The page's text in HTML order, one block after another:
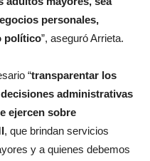
personales,
político”, aseguró Arrieta.
“transparentar los
administrativas
ejercen sobre
, que brindan servicios
y a quienes debemos